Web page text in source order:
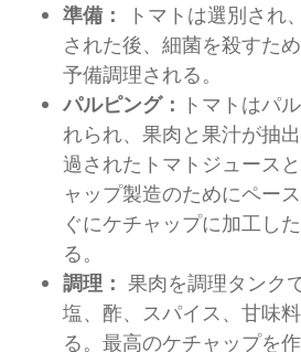
準備：
トマトは選別され
された後、細菌を殺すた
予備調理される。
パルピング： トマトはパ
れられ、果肉と果汁が抽
過されたトマトジュース
ャップ製造のためにペー
ぐにケチャップに加工し
る。
調理： 果肉を調理タンク
塩、酢、スパイス、甘味
る。最高のケチャップを